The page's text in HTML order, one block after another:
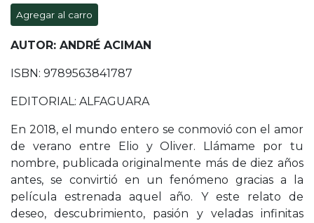
Agregar al carro
AUTOR: ANDRÉ ACIMAN
ISBN: 9789563841787
EDITORIAL: ALFAGUARA
En 2018, el mundo entero se conmovió con el amor
de verano entre Elio y Oliver. Llámame por tu
nombre, publicada originalmente más de diez años
antes, se convirtió en un fenómeno gracias a la
película estrenada aquel año. Y este relato de
deseo, descubrimiento, pasión y veladas infinitas